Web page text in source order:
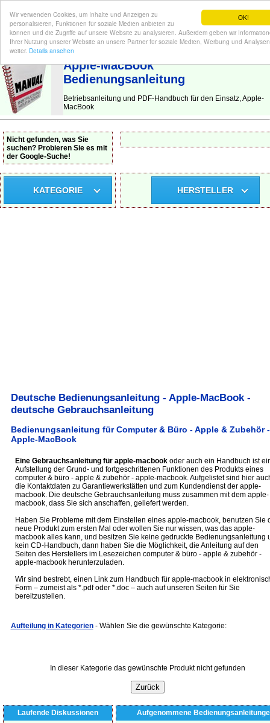
OK!
Wir verwenden Cookies, um Inhalte und Anzeigen zu
personalisieren, Funktionen für soziale Medien anbieten zu
können und die Zugriffe auf unsere Website zu analysieren. Außerdem geben wir
Ihrer Nutzung unserer Website an unsere Partner für soziale Medien, Werbung und Analysen
weiter. Details ansehen
BEDIENUNGSANLEITUNG | Hier finden Sie die deutsche Anleitung!
Apple-MacBook
Bedienungsanleitung
Betriebsanleitung und PDF-Handbuch für den Einsatz, Apple-
MacBook
Nicht gefunden, was Sie
suchen? Probieren Sie es mit
der Google-Suche!
KATEGORIE HERSTELLER
Deutsche Bedienungsanleitung - Apple-MacBook -
deutsche Gebrauchsanleitung
Bedienungsanleitung für Computer & Büro - Apple & Zubehör -
Apple-MacBook
Eine Gebrauchsanleitung für apple-macbookoder auch ein Handbuch ist
Aufstellung der Grund- und fortgeschrittenen Funktionen des Produkts eines
computer & büro - apple & zubehör - apple-macbook. Aufgelistet sind hier
die Kontaktdaten zu Garantiewerkstätten und zum Kundendienst der apple-
macbook. Die deutsche Gebrauchsanleitung muss zusammen mit dem apple-
macbook, dass Sie sich anschaffen, geliefert werden.
Haben Sie Probleme mit dem Einstellen eines apple-macbook, benutzen Sie
neue Produkt zum ersten Mal oder wollen Sie nur wissen, was das apple-
macbook alles kann, und besitzen Sie keine gedruckte Bedienungsanleitung
kein CD-Handbuch, dann haben Sie die Möglichkeit, die Anleitung auf den
Seiten des Herstellers im Lesezeichen computer & büro - apple & zubehör -
apple-macbook herunterzuladen.
Wir sind bestrebt, einen Link zum Handbuch für apple-macbook in
Form – zumeist als *.pdf oder *.doc – auch auf unseren Seiten für Sie
bereitzustellen.
Aufteilung in Kategorien - Wählen Sie die gewünschte Kategorie:
In dieser Kategorie das gewünschte Produkt nicht gefunden
Laufende Diskussionen
Aufgenommene